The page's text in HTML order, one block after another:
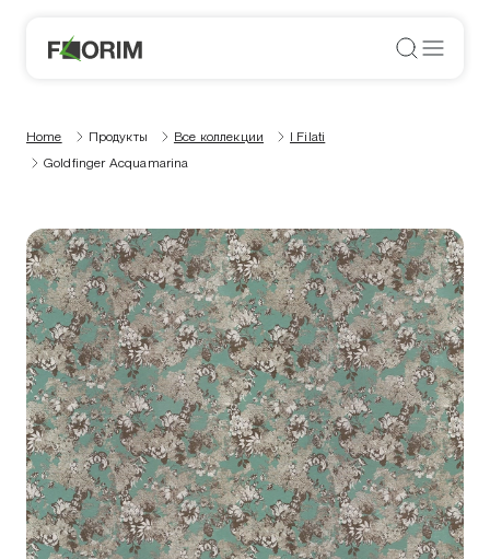
Home Продукты Все коллекции
I Filati
Goldfinger Acquamarina